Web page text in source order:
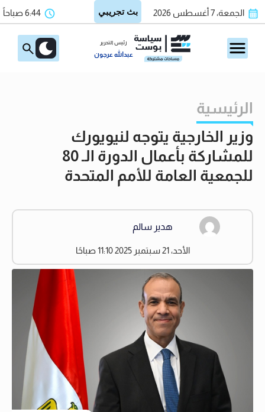
الجمعة، 7 أغسطس 2026 6:44 صباحاً
رئيس التحرير
عبدالله عرجون
الرئيسية
وزير الخارجية يتوجه لنيويورك
للمشاركة بأعمال الدورة الـ 80
للجمعية العامة للأمم المتحدة
هدير سالم
الأحد، 21 سبتمبر 2025 11:10 صباحًا